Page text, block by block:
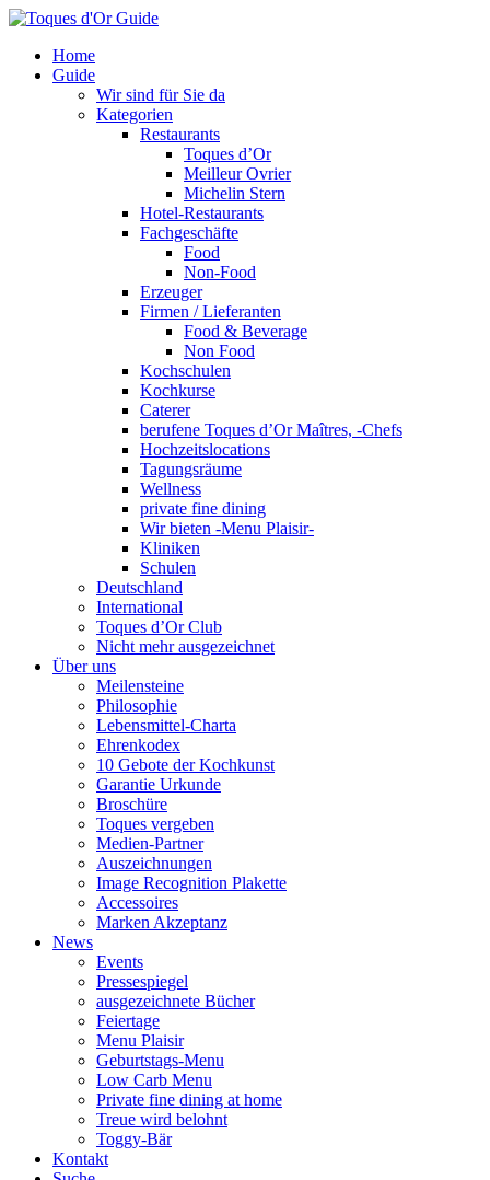
Home
Guide
Wir sind für Sie da
Kategorien
Restaurants
Toques d’Or
Meilleur Ovrier
Michelin Stern
Hotel-Restaurants
Fachgeschäfte
Food
Non-Food
Erzeuger
Firmen / Lieferanten
Food & Beverage
Non Food
Kochschulen
Kochkurse
Caterer
berufene Toques d’Or Maîtres, -Chefs
Hochzeitslocations
Tagungsräume
Wellness
private fine dining
Wir bieten -Menu Plaisir-
Kliniken
Schulen
Deutschland
International
Toques d’Or Club
Nicht mehr ausgezeichnet
Über uns
Meilensteine
Philosophie
Lebensmittel-Charta
Ehrenkodex
10 Gebote der Kochkunst
Garantie Urkunde
Broschüre
Toques vergeben
Medien-Partner
Auszeichnungen
Image Recognition Plakette
Accessoires
Marken Akzeptanz
News
Events
Pressespiegel
ausgezeichnete Bücher
Feiertage
Menu Plaisir
Geburtstags-Menu
Low Carb Menu
Private fine dining at home
Treue wird belohnt
Toggy-Bär
Kontakt